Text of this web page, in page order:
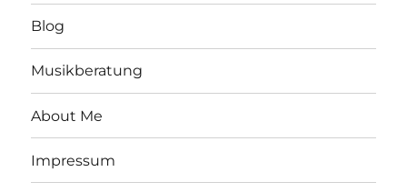
Blog
Musikberatung
About Me
Impressum